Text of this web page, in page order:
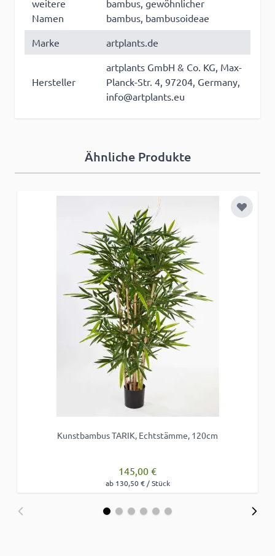
weitere
Namen
bambus, gewöhnlicher
bambus, bambusoideae
Marke
artplants.de
Hersteller
artplants GmbH & Co. KG, Max-
Planck-Str. 4, 97204, Germany,
info@artplants.eu
Ähnliche Produkte
Zur
Kunstbambus TARIK, Echtstämme, 120cm
145,00 €
ab 130,50 € / Stück